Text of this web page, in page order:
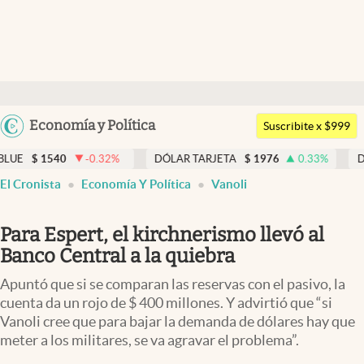
Argentina
Uruguay
Economía y Política
Members
Economía y Política
Finanzas y Mercados
Negocios
Columnistas
Otras secciones
Apertura
Suscribite x $999
% DÓLAR TARJETA $ 1976 0.33% DÓLAR MEP
El Cronista Economía Y Política Vanoli
Para Espert, el kirchnerismo llevó al
Banco Central a la quiebra
Apuntó que si se comparan las reservas con el pasivo, la
cuenta da un rojo de $ 400 millones. Y advirtió que “si
Vanoli cree que para bajar la demanda de dólares hay que
meter a los militares, se va agravar el problema”.